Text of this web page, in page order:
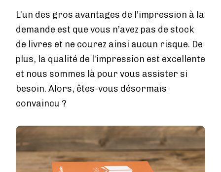
Tarifs
Services
Blog
Boutique
À propos de nous
Contact
L’un des gros avantages de l’impression à la
demande est que vous n’avez pas de stock
de livres et ne courez ainsi aucun risque. De
plus, la qualité de l’impression est excellente
et nous sommes là pour vous assister si
besoin. Alors, êtes-vous désormais
convaincu ?
Image